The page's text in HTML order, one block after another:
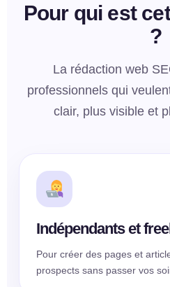
Pour qui est
?
La rédaction web
professionnels qui
clair, plus visible et
Indépendants et
Pour créer des pages et
prospects sans passer vos